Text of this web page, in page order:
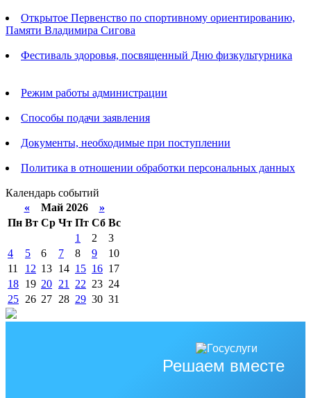
Открытое Первенство по спортивному ориентированию,
Памяти Владимира Сигова
Фестиваль здоровья, посвященный Дню физкультурника
Режим работы администрации
Способы подачи заявления
Документы, необходимые при поступлении
Политика в отношении обработки персональных данных
Календарь событий
«Май 2026 »
Пн Вт Ср Чт Пт Сб Вс
1
2
3
4
5 6 7 8 9
10
11
12 13 14 15 16 17
18 19 20 21 22 23 24
25 26 27 28 29 30 31
Решаем вместе